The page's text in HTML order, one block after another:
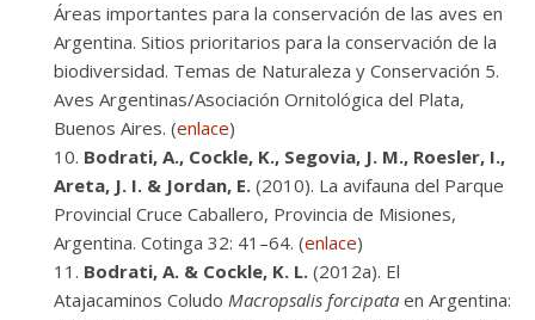
Áreas importantes para la conservación de las aves en
Argentina. Sitios prioritarios para la conservación de la
biodiversidad. Temas de Naturaleza y Conservación 5.
Aves Argentinas/Asociación Ornitológica del Plata,
Buenos Aires. (enlace)
Bodrati, A., Cockle, K., Segovia, J. M., Roesler, I.,
Areta, J. I. & Jordan, E. (2010). La avifauna del Parque
Provincial Cruce Caballero, Provincia de Misiones,
Argentina. Cotinga 32: 41–64. (enlace)
Bodrati, A. & Cockle, K. L. (2012a). El
Atajacaminos Coludo Macropsalis forcipata en Argentina: